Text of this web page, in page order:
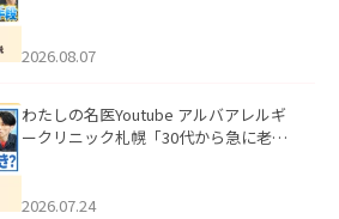
ました。
2026.08.07
わたしの名医Youtube アルバアレルギ
ークリニック札幌「30代から急に老け
た。
2026.07.24